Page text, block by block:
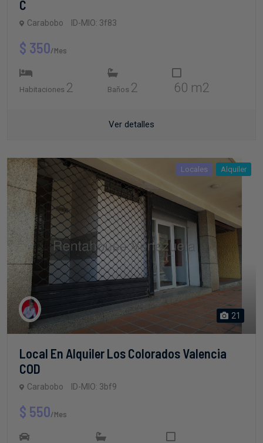
C
Carabobo ID-MIO: 3f83
$ 350/Mes
Habitaciones 2 Baños 2 60 m2
Ver detalles
Locales Alquiler
21
Local En Alquiler Los Colorados Valencia
COD
Carabobo ID-MIO: 3bf9
$ 550/Mes